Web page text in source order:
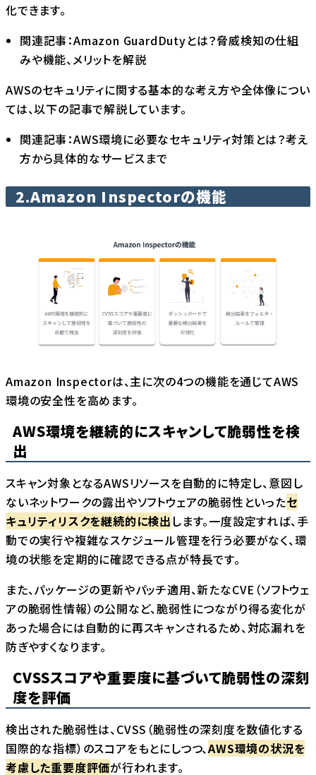
化できます。
関連記事：Amazon GuardDutyとは？脅威検知の仕組
みや機能、メリットを解説
AWSのセキュリティに関する基本的な考え方や全体像につい
ては、以下の記事で解説しています。
関連記事：AWS環境に必要なセキュリティ対策とは？考え
方から具体的なサービスまで
2.Amazon Inspectorの機能
Amazon Inspectorは、主に次の4つの機能を通じてAWS
環境の安全性を高めます。
AWS環境を継続的にスキャンして脆弱性を検
出
スキャン対象となるAWSリソースを自動的に特定し、意図し
ないネットワークの露出やソフトウェアの脆弱性といったセ
キュリティリスクを継続的に検出 します。一度設定すれば、手
動での実行や複雑なスケジュール管理を行う必要がなく、環
境の状態を定期的に確認できる点が特長です。
また、パッケージの更新やパッチ適用、新たなCVE（ソフトウェ
アの脆弱性情報）の公開など、脆弱性につながり得る変化が
あった場合には自動的に再スキャンされるため、対応漏れを
防ぎやすくなります。
CVSSスコアや重要度に基づいて脆弱性の深刻
度を評価
検出された脆弱性は、CVSS（脆弱性の深刻度を数値化する
国際的な指標）のスコアをもとにしつつ、AWS環境の状況を
考慮した重要度評価が行われます。